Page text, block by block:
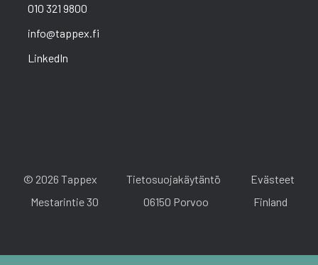
010 321 9800
info@tappex.fi
LinkedIn
© 2026 Tappex Tietosuojakäytäntö
Evästeet
Mestarintie 30
06150 Porvoo Finland